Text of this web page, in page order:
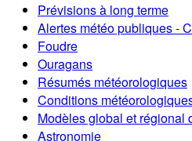
Prévisions à long terme
Alertes météo publiques -
Foudre
Ouragans
Résumés météorologiques
Conditions
Modèles global et régional
Astronomie